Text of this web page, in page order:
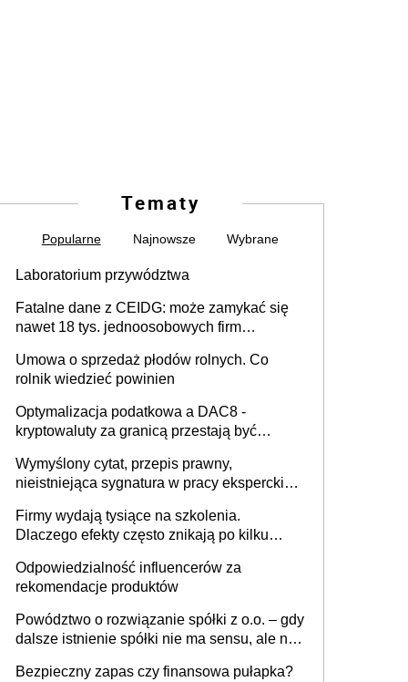
Tematy
Popularne Najnowsze Wybrane
Laboratorium przywództwa
Fatalne dane z CEIDG: może zamykać się
nawet 18 tys. jednoosobowych firm
Umowa o sprzedaż płodów rolnych. Co
rolnik wiedzieć powinien
Optymalizacja podatkowa a DAC8 -
kryptowaluty za granicą przestają być
Wymyślony cytat, przepis prawny,
nieistniejąca sygnatura w pracy eksperckiej -
firmie
Firmy wydają tysiące na szkolenia.
Dlaczego efekty często znikają po kilku
Odpowiedzialność influencerów za
rekomendacje produktów
Powództwo o rozwiązanie spółki z o.o. – gdy
dalsze istnienie spółki nie ma sensu, ale nie
Bezpieczny zapas czy finansowa pułapka?